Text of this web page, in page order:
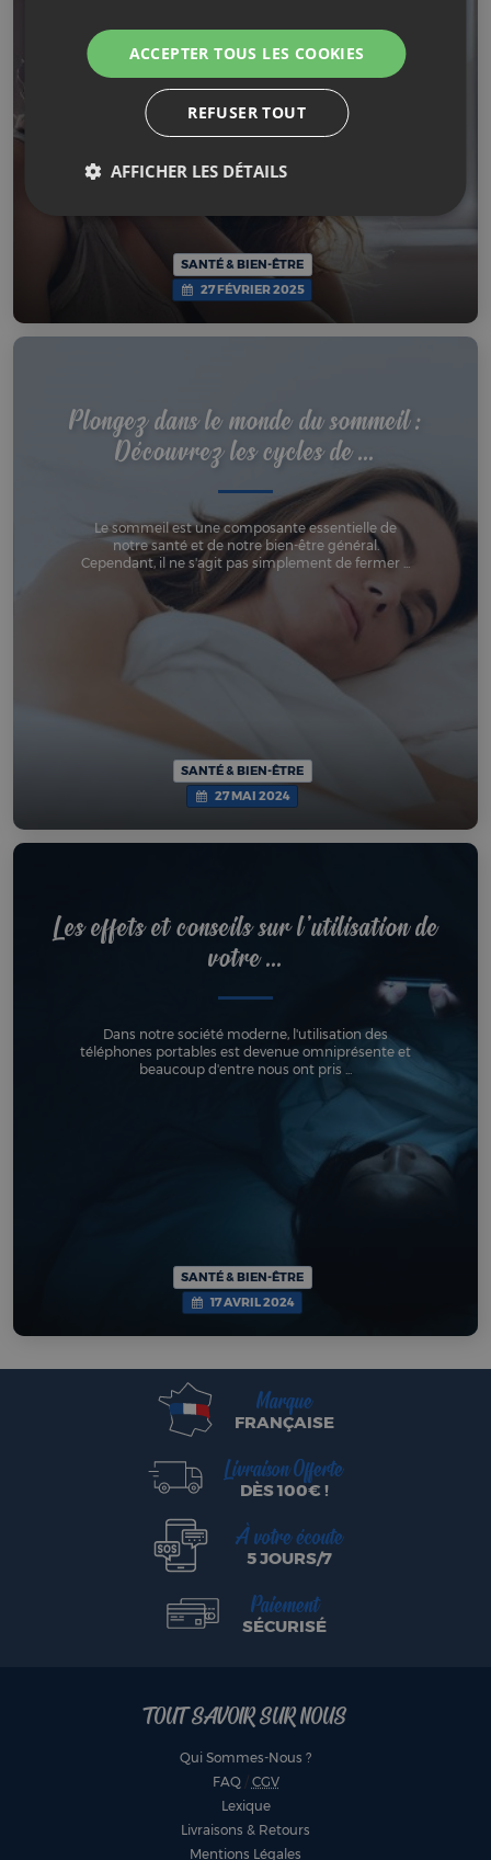
un sommeil réparateur et le maintien d’une bonne
santé. Pourtant, beaucoup de ...
SANTÉ & BIEN-ÊTRE
27 FÉVRIER 2025
Plongez dans le monde du sommeil :
Découvrez les cycles de ...
Le sommeil est une composante essentielle de
notre santé et de notre bien-être général.
Cependant, il ne s'agit pas simplement de fermer ...
SANTÉ & BIEN-ÊTRE
27 MAI 2024
Les effets et conseils sur l'utilisation de
votre ...
Dans notre société moderne, l'utilisation des
téléphones portables est devenue omniprésente et
beaucoup d'entre nous ont pris ...
SANTÉ & BIEN-ÊTRE
17 AVRIL 2024
Marque
FRANÇAISE
Livraison Offerte
DÈS 100€ !
À votre écoute
5 JOURS/7
Paiement
SÉCURISÉ
TOUT SAVOIR SUR NOUS
Qui Sommes-Nous ?
FAQ/ CGV
Lexique
Livraisons & Retours
Mentions Légales
ACCEPTER TOUS LES COOKIES
REFUSER TOUT
AFFICHER LES DÉTAILS